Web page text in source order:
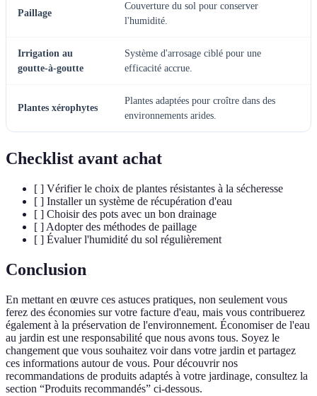
Paillage
Couverture du sol pour conserver
l'humidité.
Irrigation au
goutte-à-goutte
Système d'arrosage ciblé pour une
efficacité accrue.
Plantes xérophytes
Plantes adaptées pour croître dans des
environnements arides.
Checklist avant achat
[ ] Vérifier le choix de plantes résistantes à la sécheresse
[ ] Installer un système de récupération d'eau
[ ] Choisir des pots avec un bon drainage
[ ] Adopter des méthodes de paillage
[ ] Évaluer l'humidité du sol régulièrement
Conclusion
En mettant en œuvre ces astuces pratiques, non seulement vous
ferez des économies sur votre facture d'eau, mais vous contribuerez
également à la préservation de l'environnement. Économiser de l'eau
au jardin est une responsabilité que nous avons tous. Soyez le
changement que vous souhaitez voir dans votre jardin et partagez
ces informations autour de vous. Pour découvrir nos
recommandations de produits adaptés à votre jardinage, consultez la
section “Produits recommandés” ci-dessous.